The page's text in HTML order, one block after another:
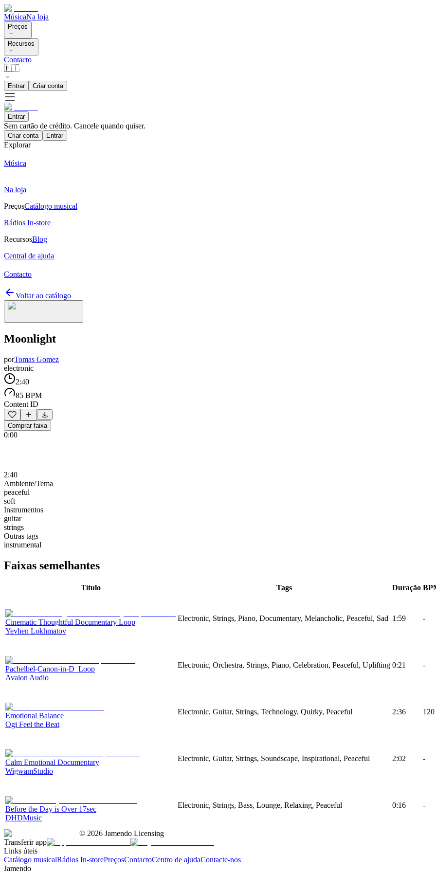
MúsicaNa loja
Preços
Recursos
Contacto
🇵🇹
Entrar Criar conta
Entrar
Sem cartão de crédito. Cancele quando quiser.
Criar conta Entrar
Explorar
Música
Na loja
PreçosCatálogo musical
Rádios In-store
RecursosBlog
Central de ajuda
Contacto
Voltar ao catálogo
Moonlight
porTomas Gomez
electronic
2:40
85 BPM
Content ID
Comprar faixa
0:00
2:40
Ambiente/Tema
peaceful
soft
Instrumentos
guitar
strings
Outras tags
instrumental
Faixas semelhantes
Título Tags Duração
Cinematic Thoughtful Documentary Loop
Yevhen Lokhmatov
Electronic, Strings, Piano, Documentary, Melancholic, Peaceful, Sad 1:59 -
Pachelbel-Canon-in-D_Loop
Avalon Audio
Electronic, Orchestra, Strings, Piano, Celebration, Peaceful, Uplifting 0:21 -
Emotional Balance
Ogi Feel the Beat
Electronic, Guitar, Strings, Technology, Quirky, Peaceful 2:36 120
Calm Emotional Documentary
WigwamStudio
Electronic, Guitar, Strings, Soundscape, Inspirational, Peaceful 2:02 -
Before the Day is Over 17sec
DHDMusic
Electronic, Strings, Bass, Lounge, Relaxing, Peaceful 0:16 -
© 2026 Jamendo Licensing
Transferir app
Links úteis
Catálogo musicalRádios In-storePreçosContactoCentro de ajudaContacte-nos
Jamendo